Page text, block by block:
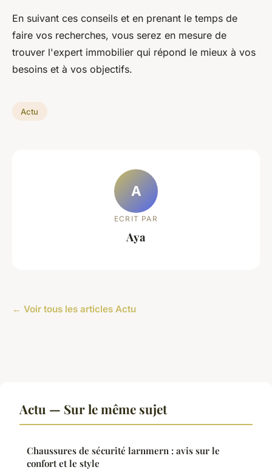
En suivant ces conseils et en prenant le temps de
faire vos recherches, vous serez en mesure de
trouver l'expert immobilier qui répond le mieux à vos
besoins et à vos objectifs.
Actu
A
ECRIT PAR
Aya
← Voir tous les articles Actu
Actu — Sur le même sujet
Chaussures de sécurité larnmern : avis sur le
confort et le style